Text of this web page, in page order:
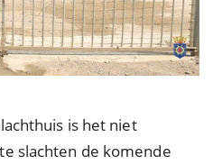
is het niet
slachten de komende